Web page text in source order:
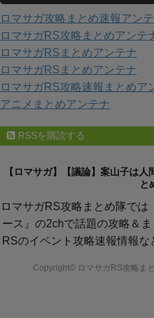
リ
ー
ロマサガ攻略まとめ速報アン
ロマサガRS攻略まとめアンテ
ロマサガRSまとめアンテナ
ロマサガRSまとめアンテナ
ロマサガRS攻略速報まとめア
アニメまとめアンテナ
RSSを購読する
【ロマサガ】【議論】案山子は
と
ロマサガRS攻略まとめ隊で
ース』の2chで話題の攻略＆
RSのイベント攻略速報情報
Copyright© ロマサガRS攻略ま